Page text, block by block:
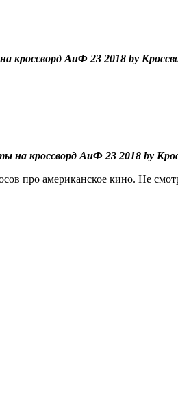
кроссворд АиФ 23 2018 by
на кроссворд АиФ 23 2018 by
про американское кино. Не